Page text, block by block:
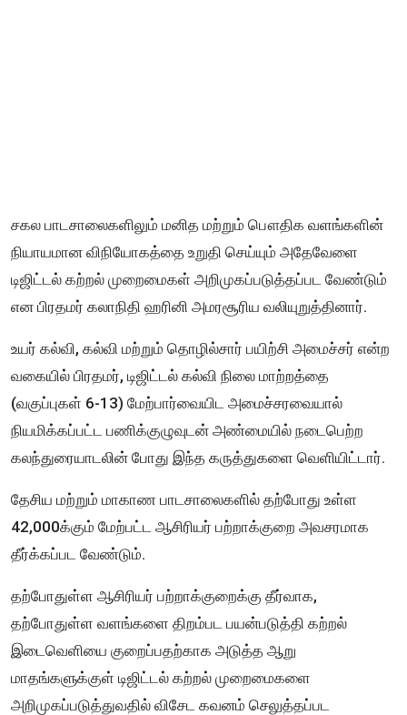
சகல பாடசாலைகளிலும் மனித மற்றும் பௌதிக வளங்களின்
நியாயமான விநியோகத்தை உறுதி செய்யும் அதேவேளை
டிஜிட்டல் கற்றல் முறைமைகள் அறிமுகப்படுத்தப்பட வேண்டும்
என பிரதமர் கலாநிதி ஹரினி அமரசூரிய வலியுறுத்தினார்.
உயர் கல்வி, கல்வி மற்றும் தொழில்சார் பயிற்சி அமைச்சர் என்ற
வகையில் பிரதமர், டிஜிட்டல் கல்வி நிலை மாற்றத்தை
(வகுப்புகள் 6-13) மேற்பார்வையிட அமைச்சரவையால்
நியமிக்கப்பட்ட பணிக்குழுவுடன் அண்மையில் நடைபெற்ற
கலந்துரையாடலின் போது இந்த கருத்துகளை வெளியிட்டார்.
தேசிய மற்றும் மாகாண பாடசாலைகளில் தற்போது உள்ள
42,000க்கும் மேற்பட்ட ஆசிரியர் பற்றாக்குறை அவசரமாக
தீர்க்கப்பட வேண்டும்.
தற்போதுள்ள ஆசிரியர் பற்றாக்குறைக்கு தீர்வாக,
தற்போதுள்ள வளங்களை திறம்பட பயன்படுத்தி கற்றல்
இடைவெளியை குறைப்பதற்காக அடுத்த ஆறு
மாதங்களுக்குள் டிஜிட்டல் கற்றல் முறைமைகளை
அறிமுகப்படுத்துவதில் விசேட கவனம் செலுத்தப்பட